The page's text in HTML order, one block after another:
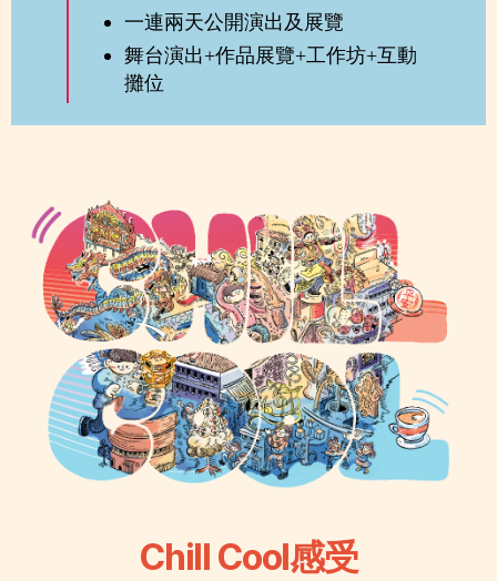
一連兩天公開演出及展覽
舞台演出+作品展覽+工作坊+互動
攤位
Chill Cool感受